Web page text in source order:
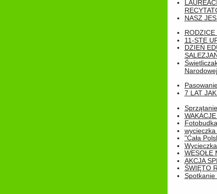
NASZ
RODZICE
11-STE
DZIEŃ
Narodowej
7 LAT
Fotobudka
"Cała
WESOŁE
AKCJA
ŚWIĘTO
Spotkanie